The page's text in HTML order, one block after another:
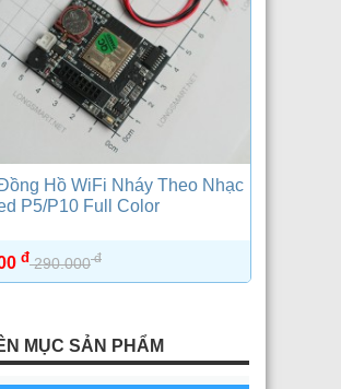
Hồ WiFi Nháy Theo Nhạc
P5/P10 Full Color
đ290.000đ
MỤC SẢN PHẨM